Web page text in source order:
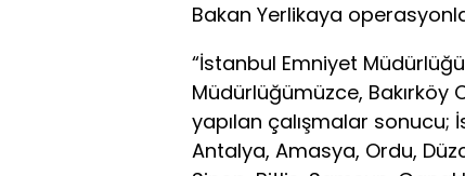
Bakan Yerlikaya
“İstanbul Emniyet
Müdürlüğümüzce, Bakırköy
yapılan çalışmalar sonucu;
Antalya, Amasya, Ordu,